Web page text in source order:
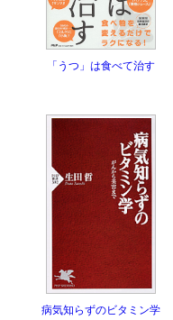
「うつ」は食べて治す
病気知らずのビタミン学